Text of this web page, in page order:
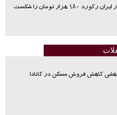
هزار تومان را شکست
کاهش فروش مسکن در کانادا